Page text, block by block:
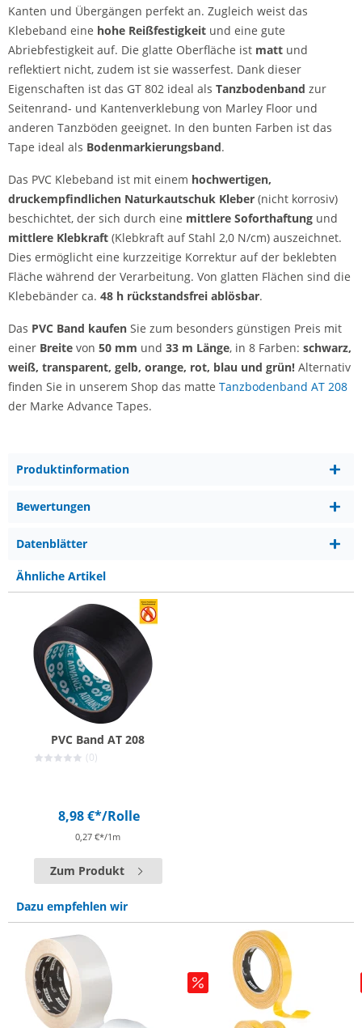
Kanten und Übergängen perfekt an. Zugleich weist das
Klebeband eine hohe Reißfestigkeit und eine gute
Abriebfestigkeit auf. Die glatte Oberfläche ist matt und
reflektiert nicht, zudem ist sie wasserfest. Dank dieser
Eigenschaften ist das GT 802 ideal als Tanzbodenband zur
Seitenrand- und Kantenverklebung von Marley Floor und
anderen Tanzböden geeignet. In den bunten Farben ist das
Tape ideal als Bodenmarkierungsband.
Das PVC Klebeband ist mit einem hochwertigen,
druckempfindlichen Naturkautschuk Kleber (nicht korrosiv)
beschichtet, der sich durch eine mittlere Soforthaftung und
mittlere Klebkraft (Klebkraft auf Stahl 2,0 N/cm) auszeichnet.
Dies ermöglicht eine kurzzeitige Korrektur auf der beklebten
Fläche während der Verarbeitung. Von glatten Flächen sind die
Klebebänder ca. 48 h rückstandsfrei ablösbar.
Das PVC Band kaufen Sie zum besonders günstigen Preis mit
einer Breite von 50 mm und 33 m Länge, in 8 Farben: schwarz,
weiß, transparent, gelb, orange, rot, blau und grün! Alternativ
finden Sie in unserem Shop das matte Tanzbodenband AT 208
der Marke Advance Tapes.
Produktinformation
Bewertungen
Datenblätter
Ähnliche Artikel
PVC Band AT 208
(0)
8,98 €*/Rolle
0,27 €*/1m
Zum Produkt
Dazu empfehlen wir